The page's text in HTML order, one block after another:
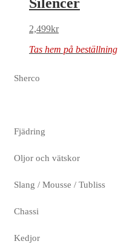
Silencer
2,499kr
Tas hem på beställning
Sherco
Fjädring
Oljor och vätskor
Slang / Mousse / Tubliss
Chassi
Kedjor